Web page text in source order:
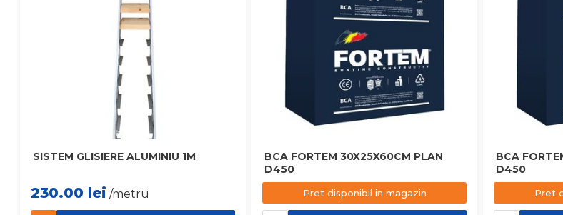
SISTEM GLISIERE ALUMINIU 1M
230.00 lei /metru
BCA FORTEM 30X25X60CM PLAN
D450
Pret disponibil in magazin
BCA
D450
Pret